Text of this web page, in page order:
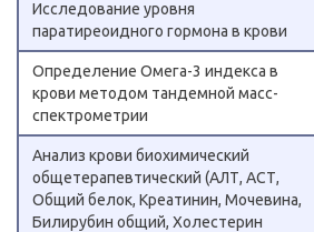
Исследование уровня
паратиреоидного гормона в крови
Определение Омега-3 индекса в
крови методом тандемной масс-
спектрометрии
Анализ крови биохимический
общетерапевтический (АЛТ, АСТ,
Общий белок, Креатинин, Мочевина,
Билирубин общий, Холестерин